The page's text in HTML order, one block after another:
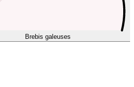
Brebis galeuses